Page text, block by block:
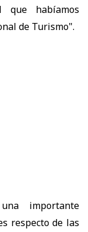
que habíamos
de Turismo".
importante
respecto de las